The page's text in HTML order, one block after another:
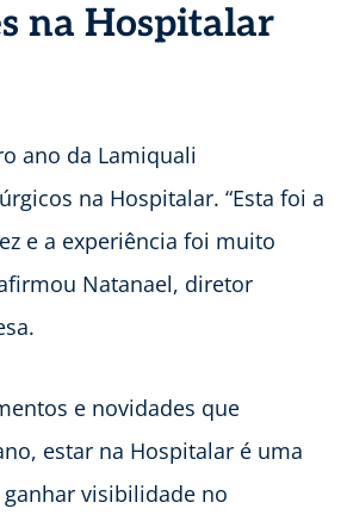
na Hospitalar
ano da Lamiquali
na Hospitalar. “Esta foi a
e a experiência foi muito
Natanael, diretor
e novidades que
estar na Hospitalar é uma
visibilidade no